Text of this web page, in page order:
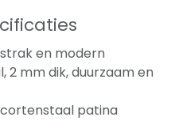
en modern
2 mm dik, duurzaam en
patina